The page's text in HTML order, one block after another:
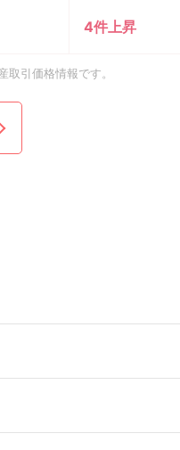
4件上昇
引価格情報です。